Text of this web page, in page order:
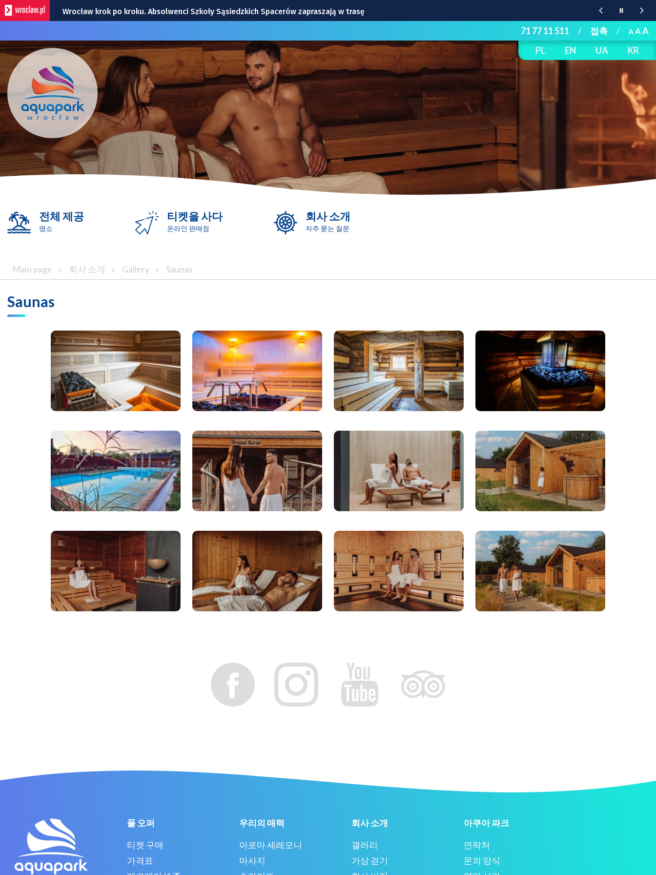
Wrocław krok po kroku. Absolwenci Szkoły Sąsiedzkich Spacerów zapraszają w trasę
Przedstawiamy bohaterów Super Meczu 2026: drużyna Milanu i jej gwiazdy
Gwiazdy wystąpią na Dworcu Głównym we Wrocławiu | TERMINY
Kamienica z Nadodrza po remoncie zyska windę! To będzie duża metamorfoza
71 77 11 511 / 접촉 / AAA
PL
EN UA KR
전체 제공
명소
티켓을 사다
온라인 판매점
회사 소개
자주 묻는 질문
Main page » 회사 소개 » Gallery » Saunas
Saunas
풀 오퍼
티켓 구매
가격표
우리의 매력
아로마 세레모니
마사지
회사 소개
갤러리
가상 걷기
아쿠아 파크
연락처
문의 양식